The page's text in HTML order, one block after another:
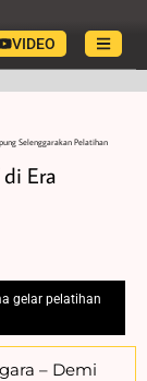
VIDEO
Selenggarakan Pelatihan
Era
gelar pelatihan
– Demi